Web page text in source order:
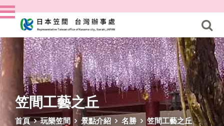
笠間工藝之丘
首頁 玩樂笠間 景點介紹 名勝 笠間工藝之丘